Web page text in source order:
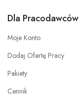
Dla Pracodawców
Moje Konto
Dodaj Ofertę Pracy
Pakiety
Cennik